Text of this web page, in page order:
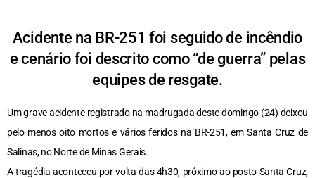
Acidente na BR-251 foi seguido de incêndio
e cenário foi descrito como “de guerra” pelas
equipes de resgate.
Um grave acidente registrado na madrugada deste domingo (24) deixou
pelo menos oito mortos e vários feridos na BR-251, em Santa Cruz de
Salinas, no Norte de Minas Gerais.
A tragédia aconteceu por volta das 4h30, próximo ao posto Santa Cruz,